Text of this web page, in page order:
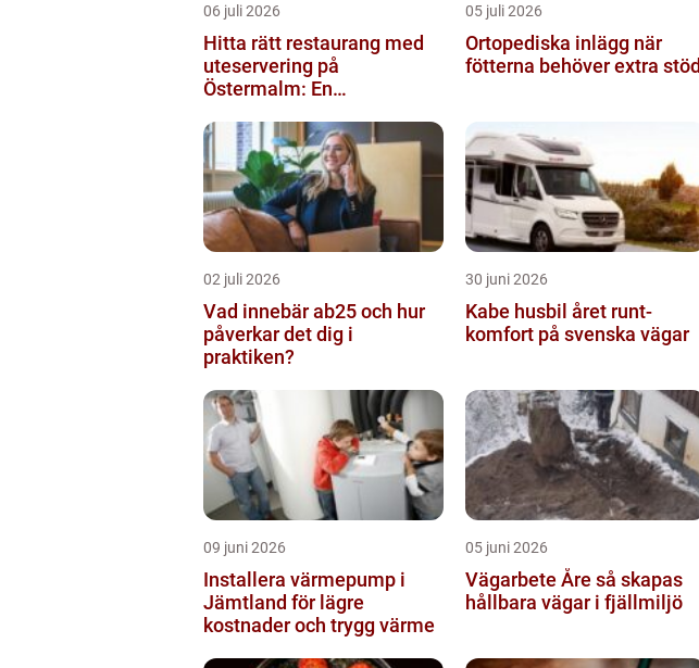
06 juli 2026
Hitta rätt restaurang med
uteservering på
Östermalm: En
solen
05 juli 2026
Ortopediska inlägg när
fötterna behöver extra stöd
02 juli 2026
Vad innebär ab25 och hur
påverkar det dig i
praktiken?
30 juni 2026
Kabe husbil året runt-
komfort på svenska vägar
09 juni 2026
Installera värmepump i
Jämtland för lägre
kostnader och trygg värme
05 juni 2026
Vägarbete Åre så skapas
hållbara vägar i fjällmiljö